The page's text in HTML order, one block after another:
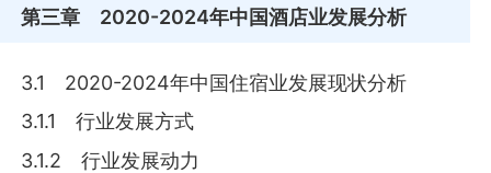
第三章 2020-2024年中国酒店业发展分析
3.1 2020-2024年中国住宿业发展现状分析
3.1.1 行业发展方式
3.1.2 行业发展动力